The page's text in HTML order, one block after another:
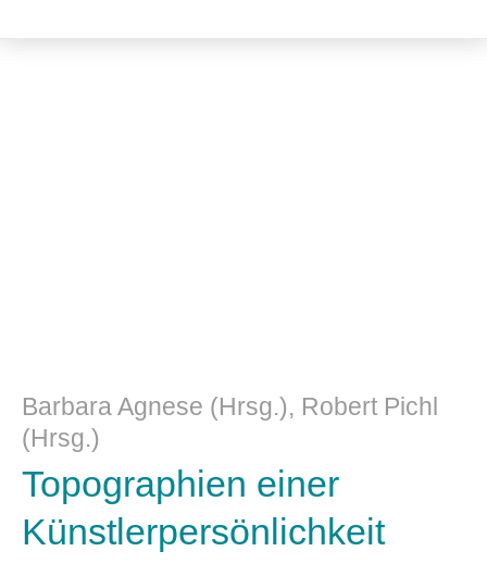
Barbara Agnese (Hrsg.), Robert Pichl
(Hrsg.)
Topographien einer
Künstlerpersönlichkeit